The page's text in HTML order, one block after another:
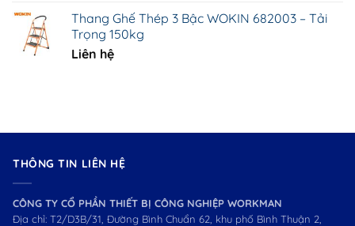
Thang Ghế Thép 3 Bậc WOKIN 682003 – Tải
Trọng 150kg
Liên hệ
THÔNG TIN LIÊN HỆ
CÔNG TY CỔ PHẦN THIẾT BỊ CÔNG NGHIỆP WORKMAN
Địa chỉ: T2/D3B/31, Đường Bình Chuẩn 62, khu phố Bình Thuận 2,